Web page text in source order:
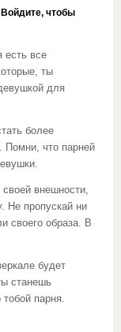
Войдите, чтобы
есть все
ты
для
более
Помни, что парней
внешности,
Не пропускай ни
своего образа. В
будет
станешь
парня.